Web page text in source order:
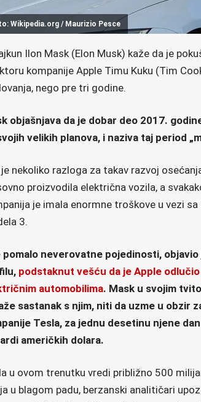
Wikipedia.org / Maurizio Pesce
Ilon Mask (Elon Musk) kaže da je
kompanije Apple Timu Kuku (Tim
nego pre tri godine.
objašnjava da je dobar deo 2017.
velikih planova, i naziva taj period
nekoliko razloga za takav razvoj
proizvodila električna vozila, a
je imala enormne troškove u vezi
3.
pomalo neverovatne pojedinosti,
podstaknut vešću da je Apple
automobilima. Mask u svojim
sastanak s njim, niti da uzme u obzir
Tesla, za jednu desetinu njene
američkih dolara.
u ovom trenutku vredi približno 500
u blagom padu, berzanski analitičari